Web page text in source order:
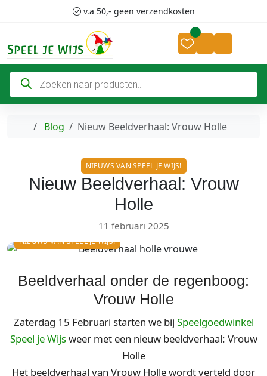
v.a 50,- geen verzendkosten
Account
Cart
P
o
d
HomeBlog Nieuw Beeldverhaal: Vrouw Holle
NIEUWS VAN SPEEL JE WIJS!
Nieuw Beeldverhaal: Vrouw
Holle
11 februari 2025
NIEUWS VAN SPEEL JE WIJS!
Beeldverhaal onder de regenboog:
Vrouw Holle
Zaterdag 15 Februari starten we bij Speelgoedwinkel
Speel je Wijsweer met een nieuw beeldverhaal: Vrouw
Holle
Het beeldverhaal van Vrouw Holle wordt verteld door